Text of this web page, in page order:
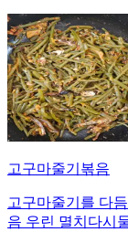
고구마줄기볶음
고구마줄기를 다
음 우린 멸치다시